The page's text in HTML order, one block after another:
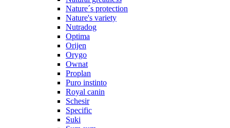
Nature´s protection
Nature's variety
Nutradog
Optima
Orijen
Orygo
Ownat
Proplan
Puro instinto
Royal canin
Schesir
Specific
Suki